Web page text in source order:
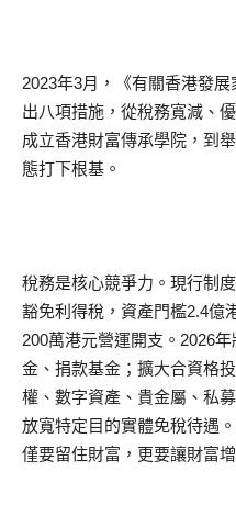
2023年3月，《有關香港發
出八項措施，從稅務寬減、
成立香港財富傳承學院，到
態打下根基。
稅務是核心競爭力。現行制
豁免利得稅，資產門檻2.4億
200萬港元營運開支。2026
金、捐款基金；擴大合資格
權、數字資產、貴金屬、私
放寬特定目的實體免稅待遇
僅要留住財富，更要讓財富